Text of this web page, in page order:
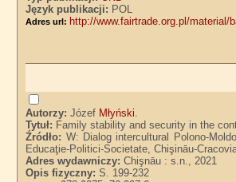
Język publikacji: POL
Adres url: http://www.fairtrade.org.pl/material/
Autorzy:Józef Młyński.
Tytuł: Family stability and security in the
Źródło: W: Dialog intercultural Polono-
Educaţie-Politici-Societate, Chişināu-
Adres wydawniczy:Chişnāu : s.n., 2021
Opis fizyczny:S. 199-232